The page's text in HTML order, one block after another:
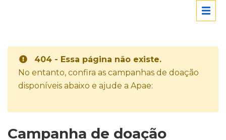
404 - Essa página não existe.
No entanto, confira as campanhas de doação
disponíveis abaixo e ajude a Apae:
Campanha de doação